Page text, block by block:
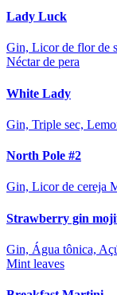
Lady Luck
Gin, Licor de flor de
Néctar de pera
White Lady
Gin, Triple sec,
North Pole #2
Gin, Licor de cereja
Strawberry gin
Gin, Água tônica,
Mint leaves